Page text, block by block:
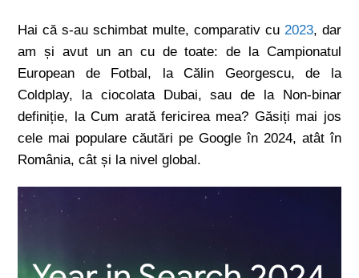
Hai că s-au schimbat multe, comparativ cu 2023, dar
am și avut un an cu de toate: de la Campionatul
European de Fotbal, la Călin Georgescu, de la
Coldplay, la ciocolata Dubai, sau de la Non-binar
definiție, la Cum arată fericirea mea? Găsiți mai jos
cele mai populare căutări pe Google în 2024, atât în
România, cât și la nivel global.